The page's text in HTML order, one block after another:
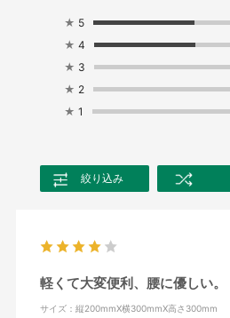
★ 5
★ 4
★ 3
★ 2
★ 1
絞り込み
軽くて大変便利、腰に優しい。
サイズ：縦200mmX横300mmX高さ300mm